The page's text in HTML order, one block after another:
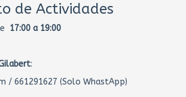
de Actividades
17:00 a 19:00
:
/ 661291627 (Solo WhastApp)